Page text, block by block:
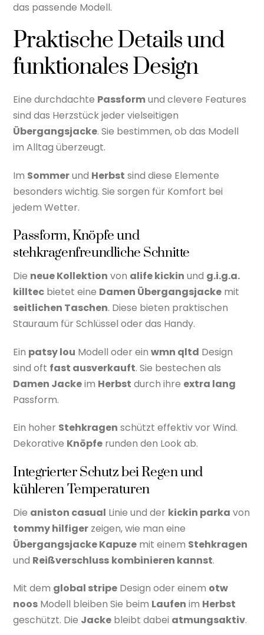
das passende Modell.
Praktische Details und
funktionales Design
Eine durchdachte Passformund clevere Features
sind das Herzstück jeder vielseitigen
Übergangsjacke. Sie bestimmen, ob das Modell
im Alltag überzeugt.
Im Sommerund Herbst sind diese Elemente
besonders wichtig. Sie sorgen für Komfort bei
jedem Wetter.
Passform, Knöpfe und
stehkragenfreundliche Schnitte
Die neue Kollektion von alife kickin und g.i.g.a.
killtec bietet eine Damen Übergangsjacke mit
seitlichen Taschen. Diese bieten praktischen
Stauraum für Schlüssel oder das Handy.
Ein patsy lou Modell oder einwmn qltd Design
sind oft fast ausverkauft. Sie bestechen als
Damen Jackeim Herbst durch ihre extra lang
Passform.
Ein hoher Stehkragen schützt effektiv vor Wind.
Dekorative Knöpfe runden den Look ab.
Integrierter Schutz bei Regen und
kühleren Temperaturen
Die aniston casual Linie und der kickin parka von
tommy hilfiger zeigen, wie man eine
Übergangsjacke Kapuze mit einem Stehkragen
und Reißverschluss kombinieren kannst.
Mit dem global stripe Design oder einem otw
noos Modell bleiben Sie beim Laufen im Herbst
geschützt. Die Jacke bleibt dabei atmungsaktiv.